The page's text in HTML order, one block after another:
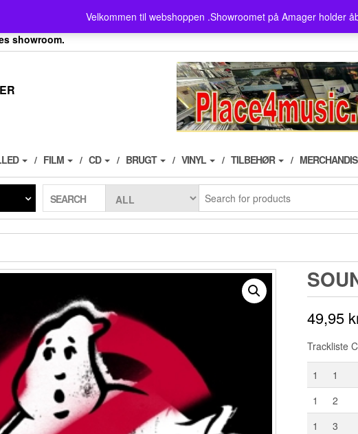
Velkommen til webshoppen .Showroomet på Amager holder
webshop . Vores showroom ligger på Amager ,
bestillinger efter aftale, husk der er fri parkering i 3
showroom.
FILM CD BRUGT VINYL TILBEHØR
SEARCH
49,95
Trackliste
1 1
1
2
1
3